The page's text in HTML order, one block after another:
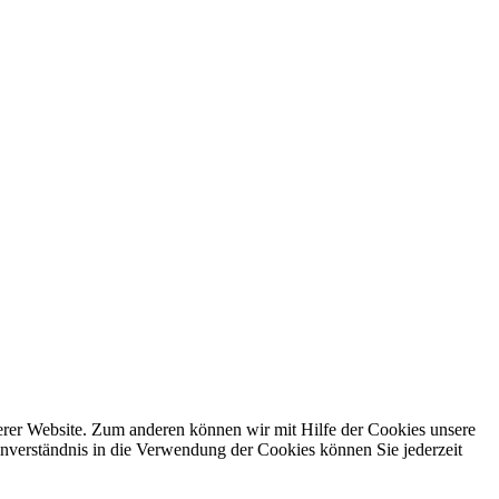
Website. Zum anderen können wir mit Hilfe der Cookies unsere
in die Verwendung der Cookies können Sie jederzeit